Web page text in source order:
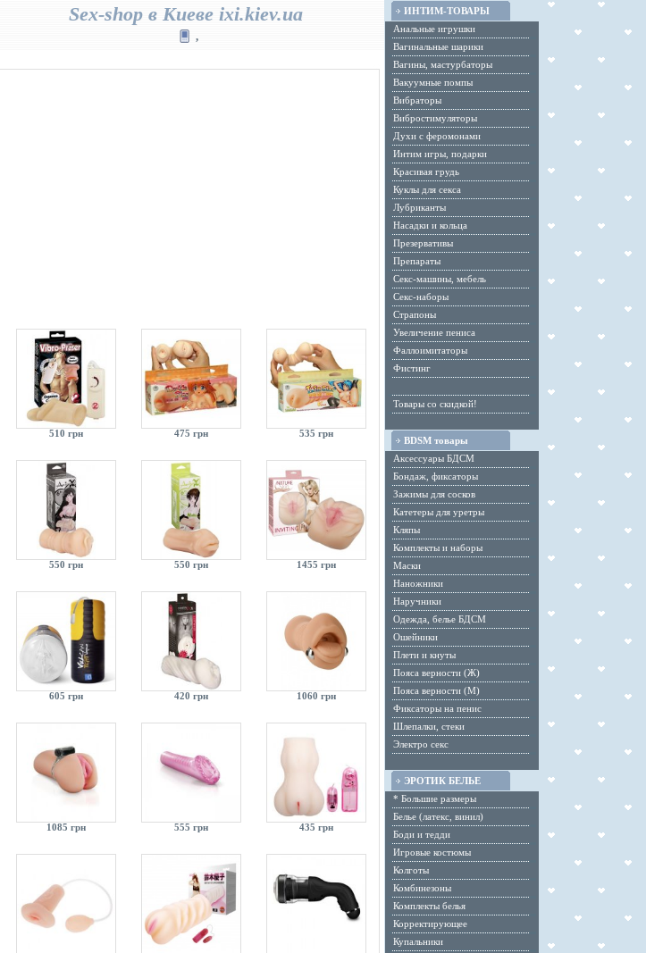
Sex-shop в Киеве ixi.kiev.ua
,
510 грн 475 грн 535 грн
550 грн 550 грн 1455 грн
605 грн 420 грн 1060 грн
1085 грн 555 грн 435 грн
ИНТИМ-ТОВАРЫ
Анальные игрушки
Вагинальные шарики
Вагины, мастурбаторы
Вакуумные помпы
Вибраторы
Вибростимуляторы
Духи с феромонами
Интим игры, подарки
Красивая грудь
Куклы для секса
Лубриканты
Насадки и кольца
Презервативы
Препараты
Секс-машины, мебель
Секс-наборы
Страпоны
Увеличение пениса
Фаллоимитаторы
Фистинг
Товары со скидкой!
BDSM товары
Аксессуары БДСМ
Бондаж, фиксаторы
Зажимы для сосков
Катетеры для уретры
Кляпы
Комплекты и наборы
Маски
Наножники
Наручники
Одежда, белье БДСМ
Ошейники
Плети и кнуты
Пояса верности (Ж)
Пояса верности (М)
Фиксаторы на пенис
Шлепалки, стеки
Электро секс
ЭРОТИК БЕЛЬЕ
* Большие размеры
Белье (латекс, винил)
Боди и тедди
Игровые костюмы
Колготы
Комбинезоны
Комплекты белья
Корректирующее
Купальники